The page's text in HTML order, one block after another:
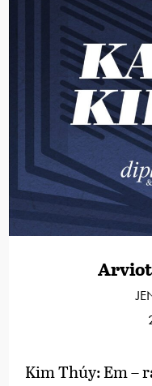
Arviot
­­Kim Thúy: Em –